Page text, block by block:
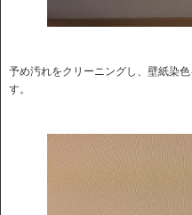
予め汚れをクリーニングし、壁紙染
す。